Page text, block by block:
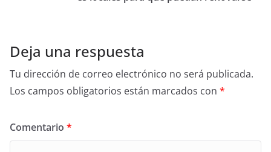
Deja una respuesta
Tu dirección de correo electrónico no será publicada.
Los campos obligatorios están marcados con *
Comentario *